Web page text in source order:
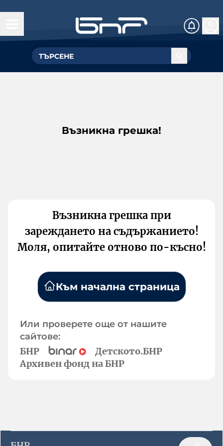
Възникна грешка!
Възникна грешка при
зареждането на съдържанието!
Моля, опитайте отново по-късно!
Към начална страница
Или проверете още от нашите
сайтове:
БНР
Детското.БНР
Архивен фонд на БНР